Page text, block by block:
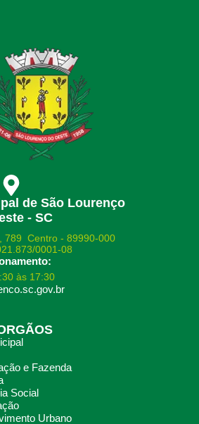
de São Lourenço
- SC
789 Centro - 89990-000
0001-08
às 17:30
e Fazenda
Social
Urbano